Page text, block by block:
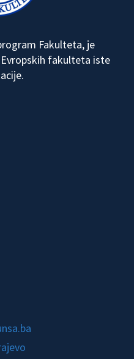
Fakulteta, je
fakulteta iste